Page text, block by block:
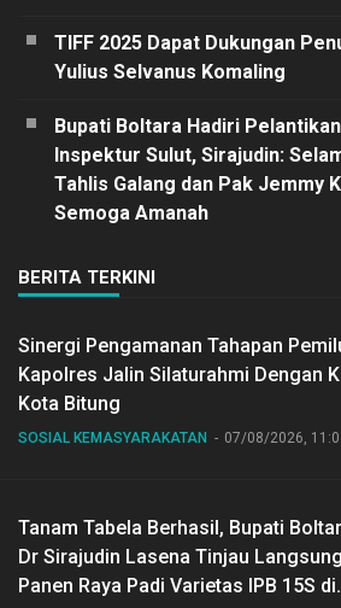
TIFF 2025 Dapat Dukungan
Yulius Selvanus Komaling
Bupati Boltara Hadiri
Inspektur Sulut, Sirajudin:
Tahlis Galang dan Pak Jemmy
Semoga Amanah
BERITA TERKINI
Sinergi Pengamanan Tahapan
Kapolres Jalin Silaturahmi Dengan
Kota Bitung
SOSIAL KEMASYARAKATAN 07/08/2026,
Tanam Tabela Berhasil, Bupati
Dr Sirajudin Lasena Tinjau Langsung
Panen Raya Padi Varietas IPB 15S di